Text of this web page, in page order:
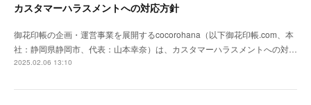
カスタマーハラスメントへの対応方針
御花印帳の企画・運営事業を展開するcocorohana（以下御花印帳.com、本
社：静岡県静岡市、代表：山本幸奈）は、カスタマーハラスメントへの対…
2025.02.06 13:10